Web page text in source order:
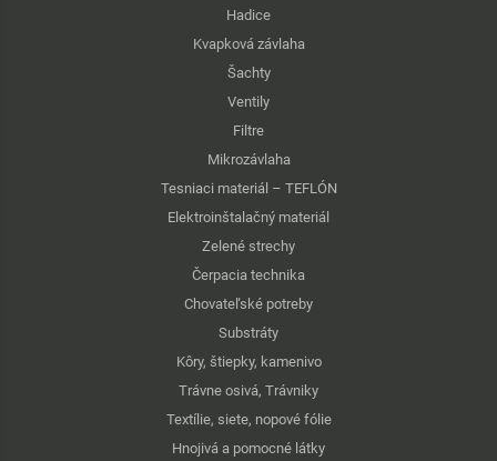
Hadice
Kvapková závlaha
Šachty
Ventily
Filtre
Mikrozávlaha
Tesniaci materiál – TEFLÓN
Elektroinštalačný materiál
Zelené strechy
Čerpacia technika
Chovateľské potreby
Substráty
Kôry, štiepky, kamenivo
Trávne osivá, Trávniky
Textílie, siete, nopové fólie
Hnojivá a pomocné látky